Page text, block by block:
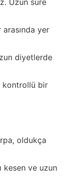
Uzun süre
yer
diyetlerde
kontrollü bir
oldukça
kesen ve uzun